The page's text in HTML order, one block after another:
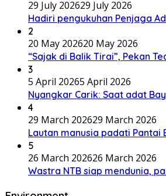
29 July 202629 July 2026
Hadiri pengukuhan Penjaga
2
20 May 202620 May 2026
“Sajak di Balik Tirai”, Pekan
3
5 April 20265 April 2026
Nyangkar Carik: Saat adat
4
29 March 202629 March 2026
Lautan manusia padati
5
26 March 202626 March 2026
Wastra NTB siap mendunia,